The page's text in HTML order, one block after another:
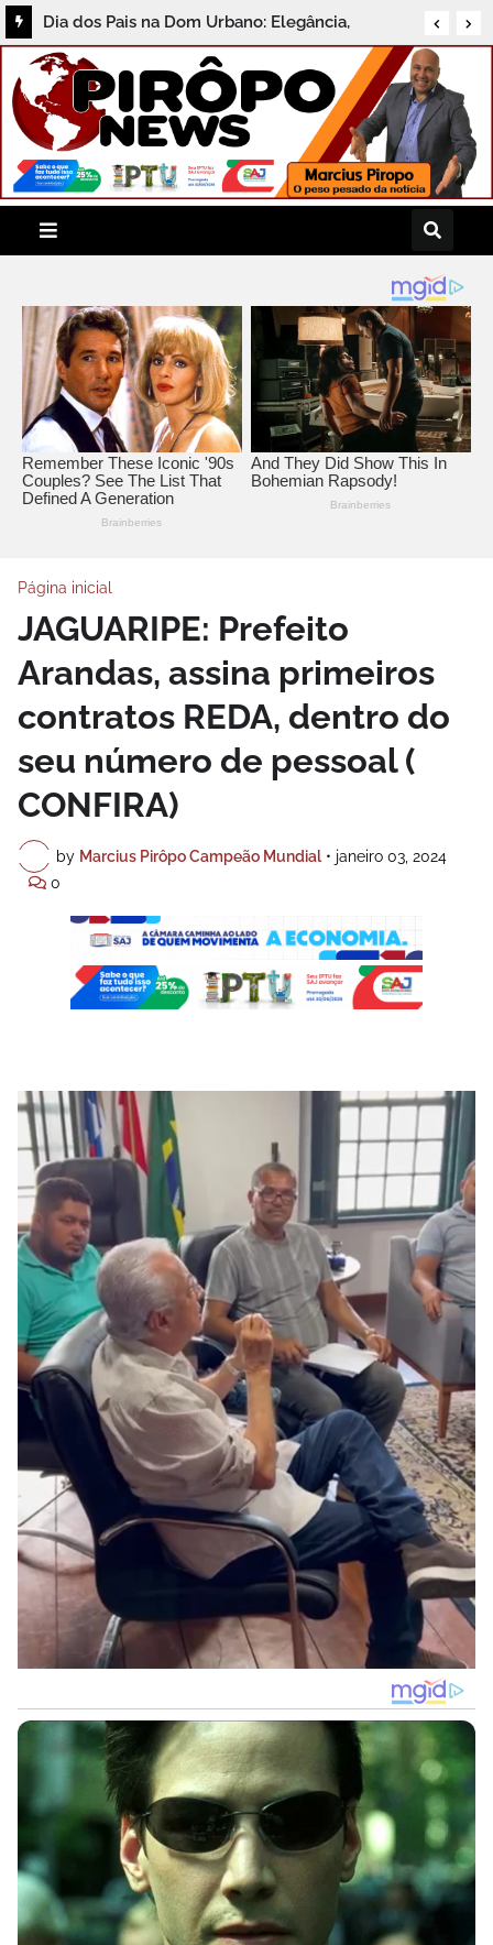
Dia dos Pais na Dom Urbano: Elegância,
Qualidade e Descontos Especiais no Centro de
Santo Antônio de Jesus
Página inicial
JAGUARIPE: Prefeito
Arandas, assina primeiros
contratos REDA, dentro do
seu número de pessoal (
CONFIRA)
by Marcius Pirôpo Campeão Mundial • janeiro 03, 2024
0